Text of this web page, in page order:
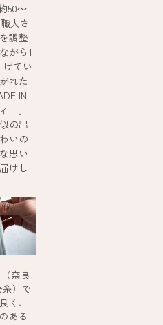
50～
人さ
調整
がら1
げてい
れた
IN
ー。
の出
いの
思い
けし
奈良
糸）で
く、
ある